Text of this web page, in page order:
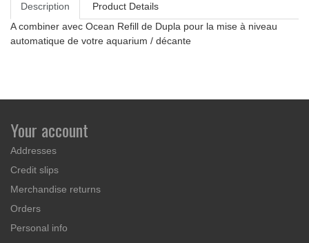
Description
Product Details
A combiner avec Ocean Refill de Dupla pour la mise à niveau
automatique de votre aquarium / décante
Your account
Addresses
Credit slips
Merchandise returns
Orders
Personal info